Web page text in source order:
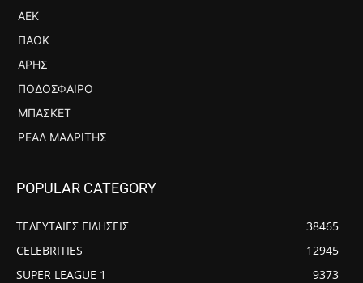
ΑΕΚ
ΠΑΟΚ
ΆΡΗΣ
ΠΟΔΌΣΦΑΙΡΟ
ΜΠΆΣΚΕΤ
ΡΕΆΛ ΜΑΔΡΊΤΗΣ
POPULAR CATEGORY
ΤΕΛΕΥΤΑΙΕΣ ΕΙΔΗΣΕΙΣ
38465
CELEBRITIES
12945
SUPER LEAGUE 1
9373